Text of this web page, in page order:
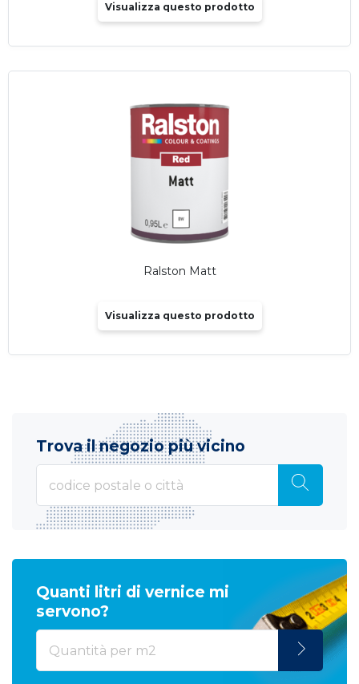
Visualizza questo prodotto
Ralston Matt
Visualizza questo prodotto
Trova il negozio più vicino
Quanti litri di vernice mi
servono?